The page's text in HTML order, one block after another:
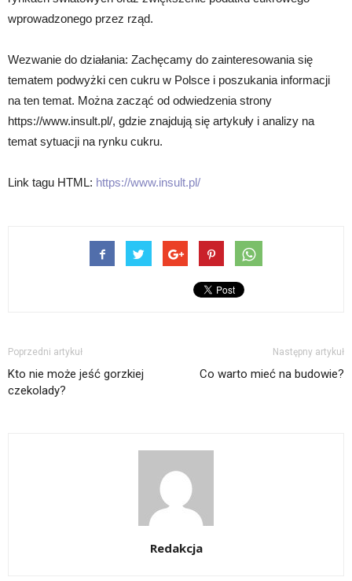
wprowadzonego przez rząd.
Wezwanie do działania: Zachęcamy do zainteresowania się
tematem podwyżki cen cukru w Polsce i poszukania informacji
na ten temat. Można zacząć od odwiedzenia strony
https://www.insult.pl/, gdzie znajdują się artykuły i analizy na
temat sytuacji na rynku cukru.
Link tagu HTML: https://www.insult.pl/
Poprzedni artykuł
Kto nie może jeść gorzkiej
czekolady?
Następny artykuł
Co warto mieć na budowie?
Redakcja